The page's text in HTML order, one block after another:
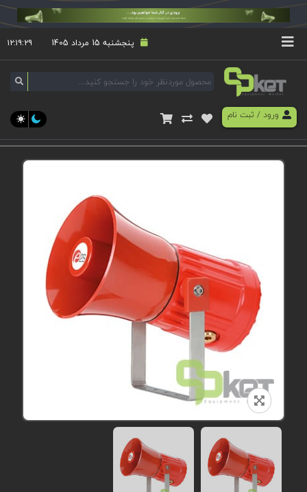
پنجشنبه 15 مرداد 1405 ۱۲:۱۹:۲۹
ورود/ ثبت نام